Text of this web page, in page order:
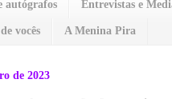
autógrafos Entrevistas e
vocês A Menina Pira
de 2023